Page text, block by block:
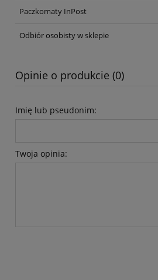
Paczkomaty InPost
Odbiór osobisty w sklepie
Opinie o produkcie (0)
Imię lub pseudonim:
Twoja opinia: